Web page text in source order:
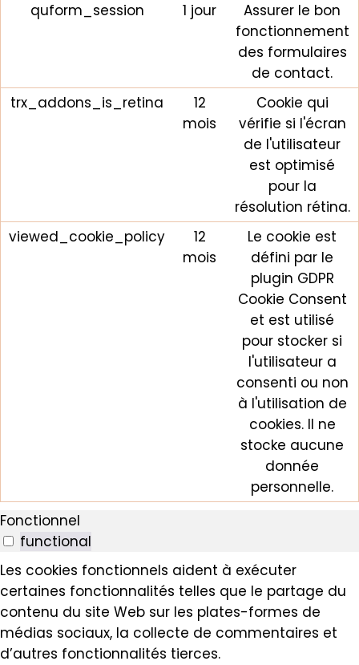
quform_session
1 jour
Assurer le bon
fonctionnement
des formulaires
de contact.
trx_addons_is_retina
12
mois
Cookie qui
vérifie si l'écran
de l'utilisateur
est optimisé
pour la
résolution rétina.
viewed_cookie_policy
12
mois
Le cookie est
défini par le
plugin GDPR
Cookie Consent
et est utilisé
pour stocker si
l'utilisateur a
consenti ou non
à l'utilisation de
cookies. Il ne
stocke aucune
donnée
personnelle.
Fonctionnel
functional
Les cookies fonctionnels aident à exécuter
certaines fonctionnalités telles que le partage du
contenu du site Web sur les plates-formes de
médias sociaux, la collecte de commentaires et
d’autres fonctionnalités tierces.